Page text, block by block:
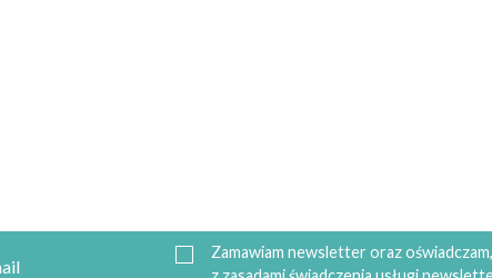
Zamawiam newsletter oraz